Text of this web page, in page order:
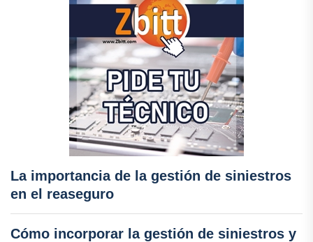
La importancia de la gestión de siniestros
en el reaseguro
Cómo incorporar la gestión de siniestros y